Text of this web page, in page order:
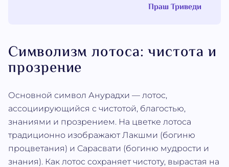
Праш Триведи
Символизм лотоса: чистота и
прозрение
Основной символ Анурадхи — лотос,
ассоциирующийся с чистотой, благостью,
знаниями и прозрением. На цветке лотоса
традиционно изображают Лакшми (богиню
процветания) и Сарасвати (богиню мудрости и
знания). Как лотос сохраняет чистоту, вырастая на